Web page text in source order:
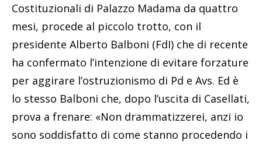
Costituzionali di Palazzo Madama da quattro
mesi, procede al piccolo trotto, con il
presidente Alberto Balboni (FdI) che di recente
ha confermato l’intenzione di evitare forzature
per aggirare l’ostruzionismo di Pd e Avs. Ed è
lo stesso Balboni che, dopo l’uscita di Casellati,
prova a frenare: «Non drammatizzerei, anzi io
sono soddisfatto di come stanno procedendo i